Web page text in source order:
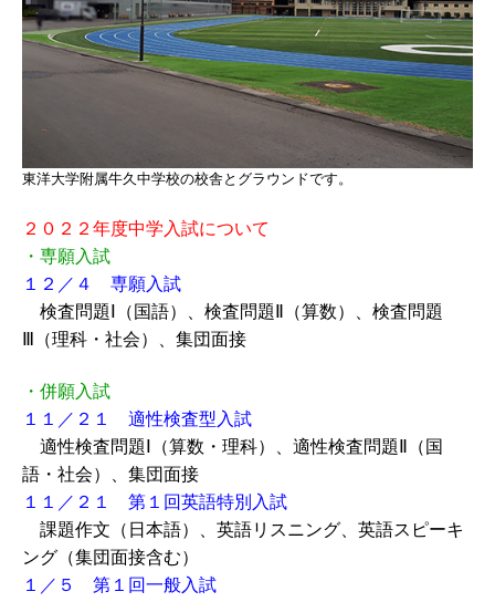
東洋大学附属牛久中学校の校舎とグラウンドです。
２０２２年度中学入試について
・専願入試
１２／４ 専願入試
検査問題Ⅰ（国語）、検査問題Ⅱ（算数）、検査問題
Ⅲ（理科・社会）、集団面接
・併願入試
１１／２１ 適性検査型入試
適性検査問題Ⅰ（算数・理科）、適性検査問題Ⅱ（国
語・社会）、集団面接
１１／２１ 第１回英語特別入試
課題作文（日本語）、英語リスニング、英語スピーキ
ング（集団面接含む）
１／５ 第１回一般入試